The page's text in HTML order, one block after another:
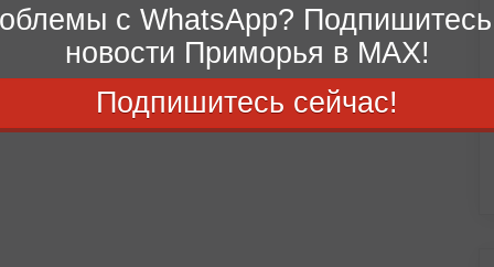
с WhatsApp?
новости Приморья в MAX!
Подпишитесь сейчас!